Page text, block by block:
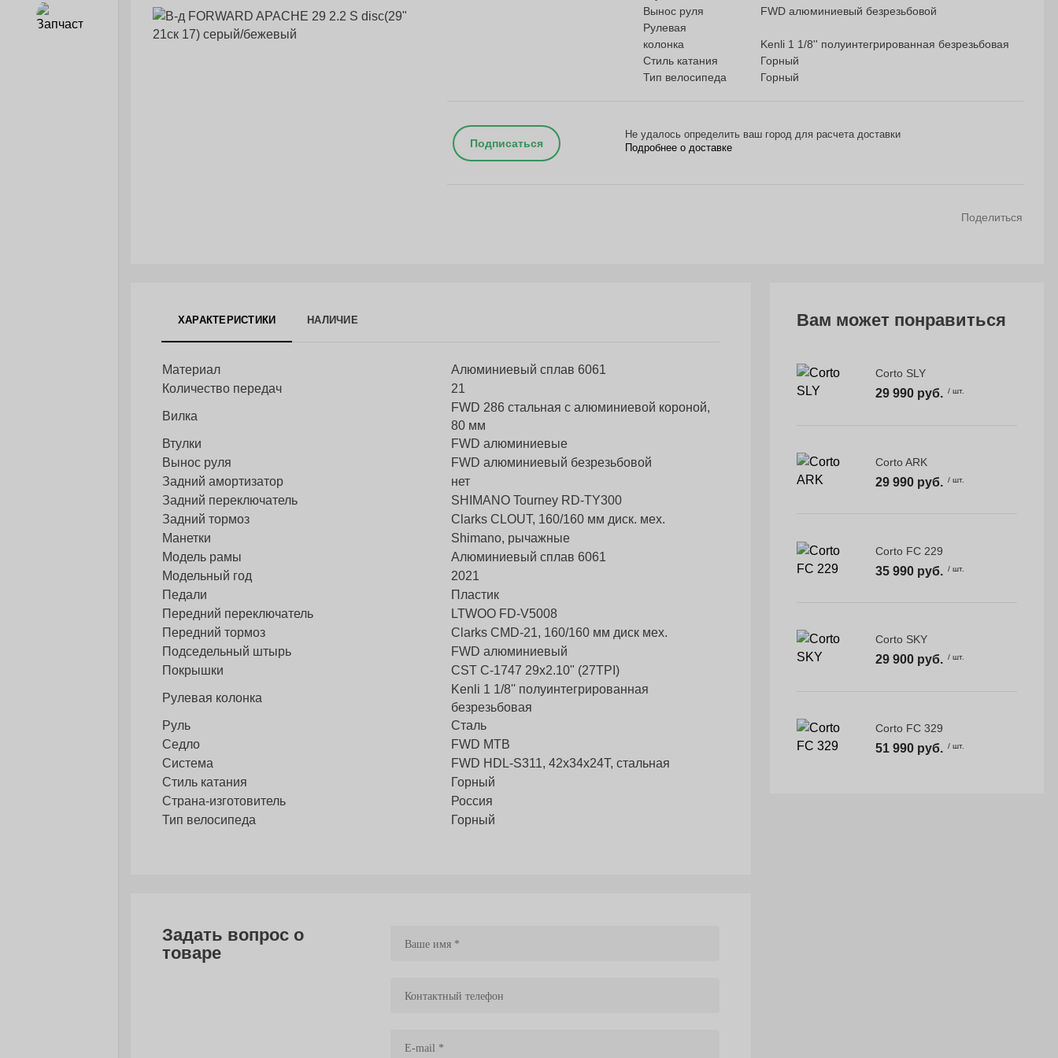
Запчасти
Вынос руля
FWD алюминиевый безрезьбовой
Рулевая
колонка
Kenli 1 1/8'' полуинтегрированная безрезьбовая
Стиль катания
Горный
Тип велосипеда
Горный
Подписаться
Не удалось определить ваш город для расчета доставки
Подробнее о доставке
Поделиться
ХАРАКТЕРИСТИКИ НАЛИЧИЕ
Материал
Алюминиевый сплав 6061
Количество передач
21
Вилка
FWD 286 стальная с алюминиевой короной,
80 мм
Втулки
FWD алюминиевые
Вынос руля
FWD алюминиевый безрезьбовой
Задний амортизатор
нет
Задний переключатель
SHIMANO Tourney RD-TY300
Задний тормоз
Clarks CLOUT, 160/160 мм диск. мех.
Манетки
Shimano, рычажные
Модель рамы
Алюминиевый сплав 6061
Модельный год
2021
Педали
Пластик
Передний переключатель
LTWOO FD-V5008
Передний тормоз
Clarks CMD-21, 160/160 мм диск мех.
Подседельный штырь
FWD алюминиевый
Покрышки
CST C-1747 29x2.10" (27TPI)
Рулевая колонка
Kenli 1 1/8'' полуинтегрированная
безрезьбовая
Руль
Сталь
Седло
FWD MTB
Система
FWD HDL-S311, 42x34x24T, стальная
Стиль катания
Горный
Страна-изготовитель
Россия
Тип велосипеда
Горный
Задать вопрос о
товаре
Вам может понравиться
Corto SLY
29 990 руб. / шт.
Corto ARK
29 990 руб. / шт.
Corto FC 229
35 990 руб. / шт.
Corto SKY
29 900 руб. / шт.
Corto FC 329
51 990 руб. / шт.